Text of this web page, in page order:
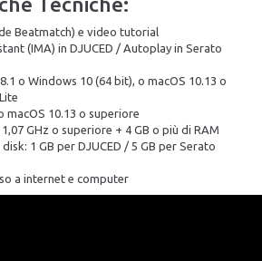
Beatmatch) e video tutorial
(IMA) in DJUCED / Autoplay in Serato
o Windows 10 (64 bit), o macOS 10.13 o
macOS 10.13 o superiore
GHz o superiore + 4 GB o più di RAM
1 GB per DJUCED / 5 GB per Serato
a internet e computer